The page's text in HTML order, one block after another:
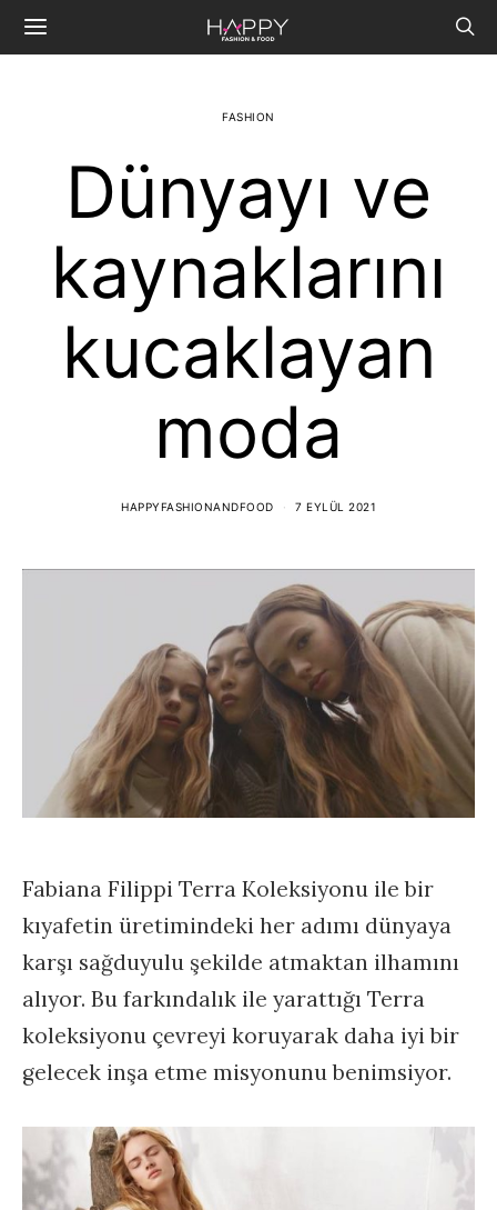
FASHION
Dünyayı ve
kaynaklarını
kucaklayan
moda
HAPPYFASHIONANDFOOD 7 EYLÜL 2021
Fabiana Filippi Terra Koleksiyonu ile bir
kıyafetin üretimindeki her adımı dünyaya
karşı sağduyulu şekilde atmaktan ilhamını
alıyor. Bu farkındalık ile yarattığı Terra
koleksiyonu çevreyi koruyarak daha iyi bir
gelecek inşa etme misyonunu benimsiyor.